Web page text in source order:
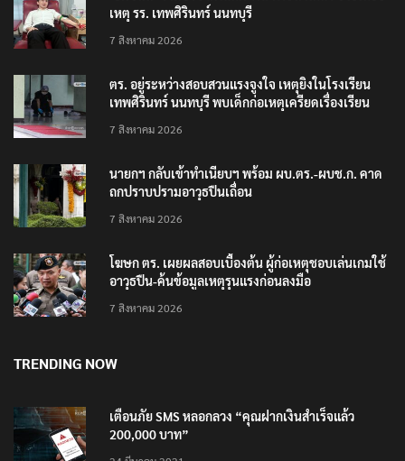
เหตุ รร. เทพศิรินทร์ นนทบุรี
7 สิงหาคม 2026
ตร. อยู่ระหว่างสอบสวนแรงจูงใจ เหตุยิงในโรงเรียน
เทพศิรินทร์ นนทบุรี พบเด็กก่อเหตุเครียดเรื่องเรียน
7 สิงหาคม 2026
นายกฯ กลับเข้าทำเนียบฯ พร้อม ผบ.ตร.-ผบช.ก. คาด
ถกปราบปรามอาวุธปืนเถื่อน
7 สิงหาคม 2026
โฆษก ตร. เผยผลสอบเบื้องต้น ผู้ก่อเหตุชอบเล่นเกมใช้
อาวุธปืน-ค้นข้อมูลเหตุรุนแรงก่อนลงมือ
7 สิงหาคม 2026
TRENDING NOW
เตือนภัย SMS หลอกลวง “คุณฝากเงินสำเร็จแล้ว
200,000 บาท”